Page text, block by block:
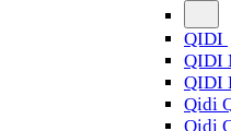
QIDI
QIDI
QIDI
Qidi
Qidi